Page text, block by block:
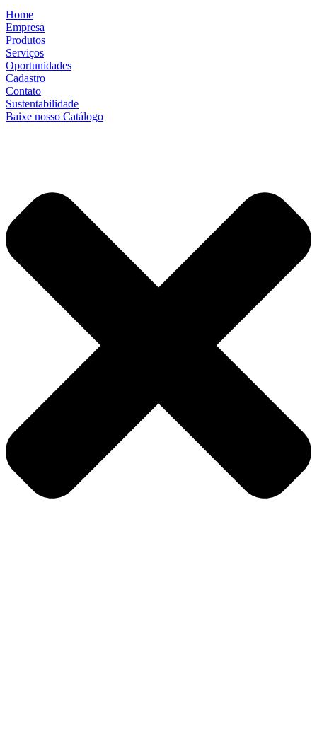
Home
Empresa
Produtos
Serviços
Oportunidades
Cadastro
Contato
Sustentabilidade
Baixe nosso Catálogo